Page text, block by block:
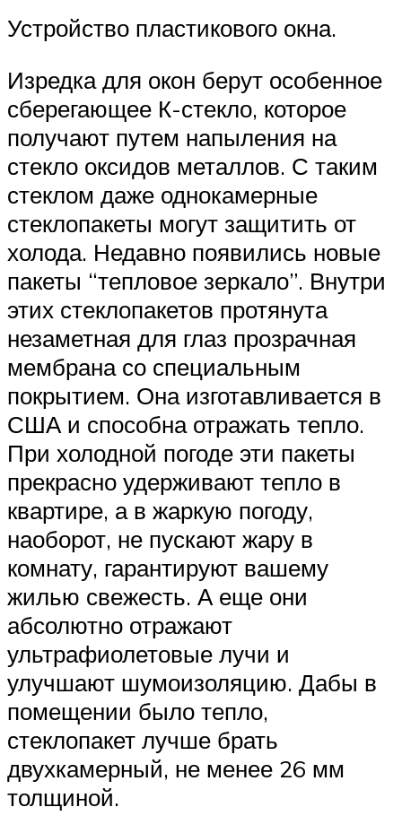
Устройство пластикового окна.
Изредка для окон берут особенное
сберегающее К-стекло, которое
получают путем напыления на
стекло оксидов металлов. С таким
стеклом даже однокамерные
стеклопакеты могут защитить от
холода. Недавно появились новые
пакеты “тепловое зеркало”. Внутри
этих стеклопакетов протянута
незаметная для глаз прозрачная
мембрана со специальным
покрытием. Она изготавливается в
США и способна отражать тепло.
При холодной погоде эти пакеты
прекрасно удерживают тепло в
квартире, а в жаркую погоду,
наоборот, не пускают жару в
комнату, гарантируют вашему
жилью свежесть. А еще они
абсолютно отражают
ультрафиолетовые лучи и
улучшают шумоизоляцию. Дабы в
помещении было тепло,
стеклопакет лучше брать
двухкамерный, не менее 26 мм
толщиной.